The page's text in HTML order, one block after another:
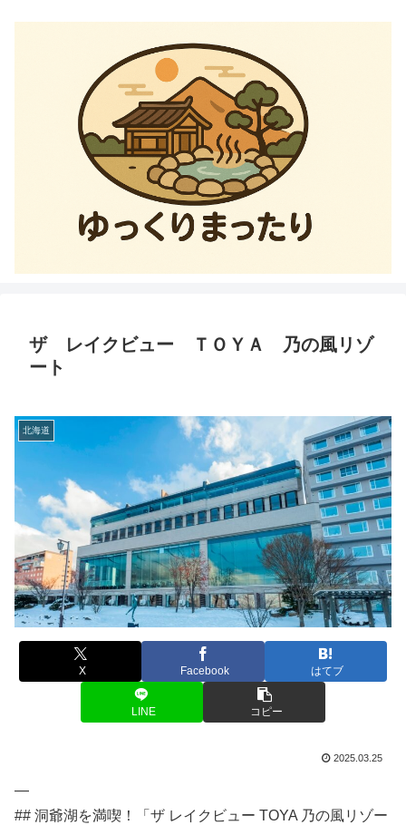
ザ レイクビュー ＴＯＹＡ 乃の風リゾ
ート
北海道
X Facebook はてブ
LINE コピー
2025.03.25
—
## 洞爺湖を満喫！「ザ レイクビュー TOYA 乃の風リゾー